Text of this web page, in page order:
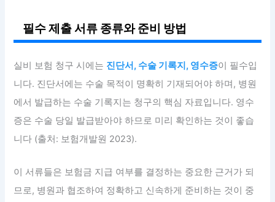
필수 제출 서류 종류와 준비 방법
실비 보험 청구 시에는 진단서, 수술 기록지, 영수증이 필수입
니다. 진단서에는 수술 목적이 명확히 기재되어야 하며, 병원
에서 발급하는 수술 기록지는 청구의 핵심 자료입니다. 영수
증은 수술 당일 발급받아야 하므로 미리 확인하는 것이 좋습
니다 (출처: 보험개발원 2023).
이 서류들은 보험금 지급 여부를 결정하는 중요한 근거가 되
므로, 병원과 협조하여 정확하고 신속하게 준비하는 것이 중